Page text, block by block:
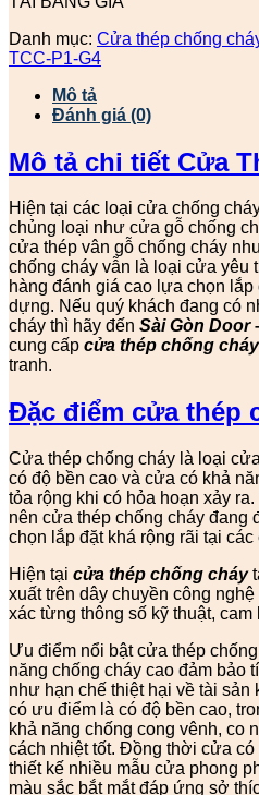
Danh mục: Cửa thép chống
TCC-P1-G4
Mô tả
Đánh giá (0)
Mô tả chi tiết Cửa
Hiện tại các loại cửa chống
chủng loại như cửa gỗ chống
cửa thép vân gỗ chống cháy
chống cháy vẫn là loại cửa yêu
hàng đánh giá cao lựa chọn
dựng. Nếu quý khách đang có
cháy thì hãy đến Sài Gòn Door
cung cấp cửa thép chống cháy
tranh.
Đặc điểm cửa thép
Cửa thép chống cháy là loại
có độ bền cao và cửa có khả
tỏa rộng khi có hỏa hoạn xảy
nên cửa thép chống cháy
chọn lắp đặt khá rộng rãi tại
Hiện tại cửa thép chống cháy
xuất trên dây chuyền công
xác từng thông số kỹ thuật,
Ưu điểm nổi bật cửa thép
năng chống cháy cao đảm bảo
như hạn chế thiệt hại về tài sản
có ưu điểm là có độ bền cao,
khả năng chống cong vênh, co
cách nhiệt tốt. Đồng thời cửa
thiết kế nhiều mẫu cửa phong
màu sắc bắt mắt đáp ứng sở